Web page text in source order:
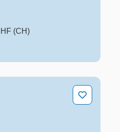
(CH)
bauen, backen, werken und